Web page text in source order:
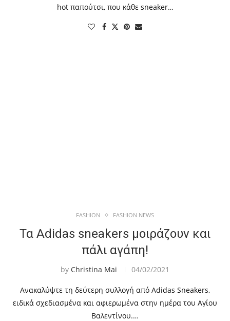
hot παπούτσι, που κάθε sneaker…
FASHION FASHION NEWS
Τα Adidas sneakers μοιράζουν και
πάλι αγάπη!
by Christina Mai 04/02/2021
Ανακαλύψτε τη δεύτερη συλλογή από Adidas Sneakers,
ειδικά σχεδιασμένα και αφιερωμένα στην ημέρα του Αγίου
Βαλεντίνου.…